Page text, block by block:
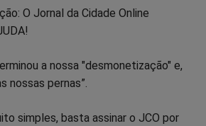
O Jornal da Cidade Online
a nossa "desmonetização" e,
nossas pernas”.
simples, basta assinar o JCO por